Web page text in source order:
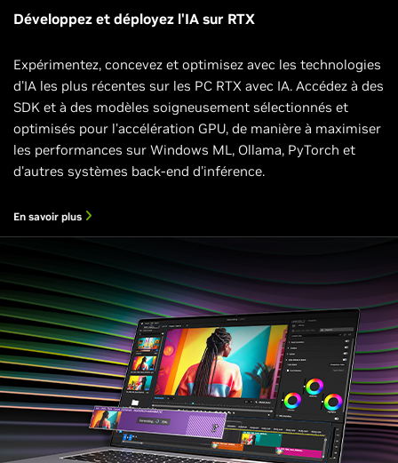
Développez et déployez l'IA sur RTX
Expérimentez, concevez et optimisez avec les technologies
d'IA les plus récentes sur les PC RTX avec IA. Accédez à des
SDK et à des modèles soigneusement sélectionnés et
optimisés pour l'accélération GPU, de manière à maximiser
les performances sur Windows ML, Ollama, PyTorch et
d'autres systèmes back-end d'inférence.
En savoir plus